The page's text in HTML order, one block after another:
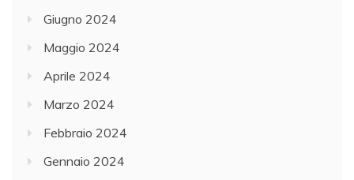
Giugno 2024
Maggio 2024
Aprile 2024
Marzo 2024
Febbraio 2024
Gennaio 2024